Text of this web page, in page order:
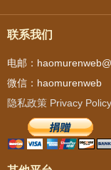
联系我们
电邮：
微信：haomurenweb
隐私政策 Privacy Policy